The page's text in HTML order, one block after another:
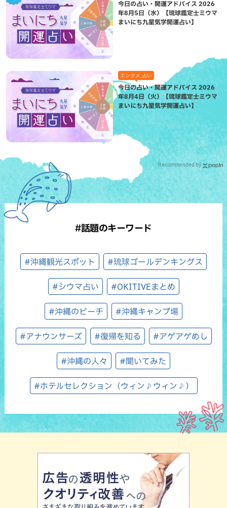
今日の占い・開運アドバイス 2026
年8月5日（水）【琉球鑑定士ミウマ
まいにち九星気学開運占い】
エンタメ,占い
今日の占い・開運アドバイス 2026
年8月4日（火）【琉球鑑定士ミウマ
まいにち九星気学開運占い】
Recommended by
#話題のキーワード
#沖縄観光スポット #琉球ゴールデンキングス
#シウマ占い #OKITIVEまとめ
#沖縄のビーチ #沖縄キャンプ場
#アナウンサーズ #復帰を知る #アゲアゲめし
#沖縄の人々 #聞いてみた
#ホテルセレクション（ウィン♪ウィン♪）